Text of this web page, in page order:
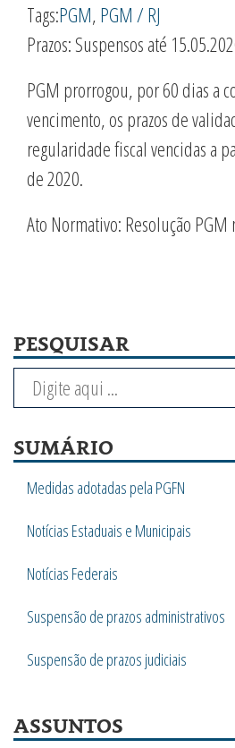
Tags:PGM, PGM / RJ
Prazos: Suspensos até
PGM prorrogou, por 60 dias a
vencimento, os prazos de
regularidade fiscal vencidas a
de 2020.
Ato Normativo: Resolução
PESQUISAR
SUMÁRIO
Medidas adotadas pela PGFN
Notícias Estaduais e Municipais
Notícias Federais
Suspensão de prazos administrativos
Suspensão de prazos judiciais
ASSUNTOS